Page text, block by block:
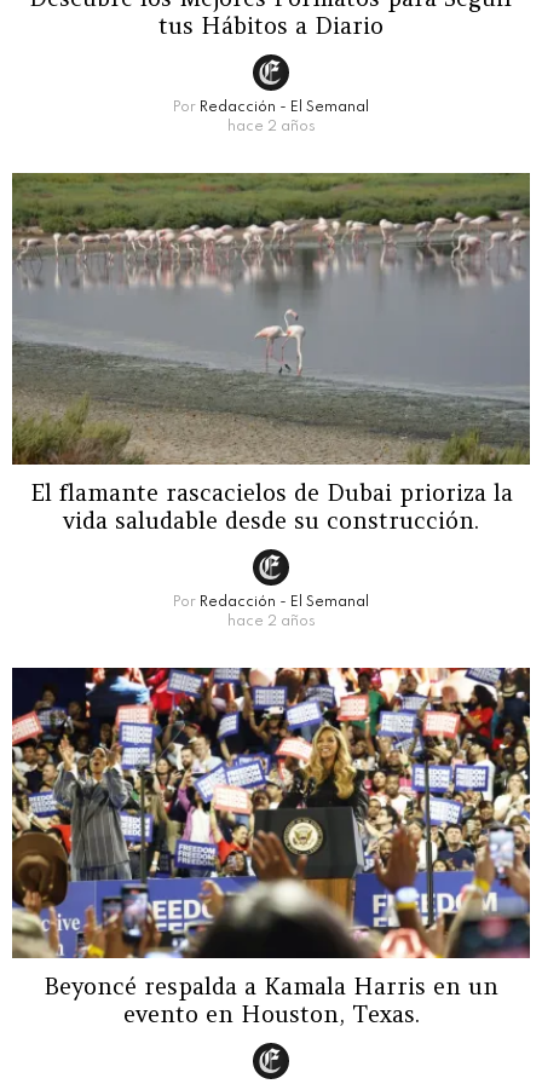
tus Hábitos a Diario
Por Redacción - El Semanal
hace 2 años
El flamante rascacielos de Dubai prioriza la
vida saludable desde su construcción.
Por Redacción - El Semanal
hace 2 años
Beyoncé respalda a Kamala Harris en un
evento en Houston, Texas.